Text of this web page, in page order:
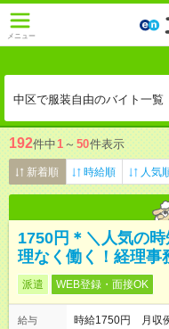
メニュー
中区で服装自由のバイト一覧
192件中1 ～ 50件表示
新着順 時給順 人気
1750円＊＼人気の
理なく働く！経理事
派遣 WEB登録・面接OK
給与
時給1750円 月収